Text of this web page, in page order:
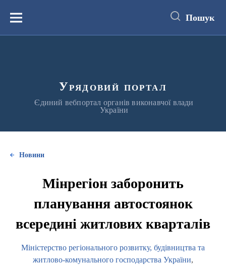
вмістуМеню Пошук
Урядовий портал
Єдиний вебпортал органів виконавчої влади
України
Новини
Мінрегіон заборонить
планування автостоянок
всередині житлових кварталів
Міністерство регіонального розвитку, будівництва та
житлово-комунального господарства України,